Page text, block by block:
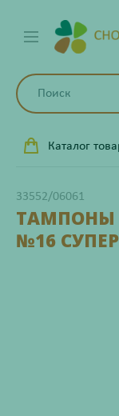
Каталог
33552/06061
ТАМПОНЫ
№16 СУПЕР